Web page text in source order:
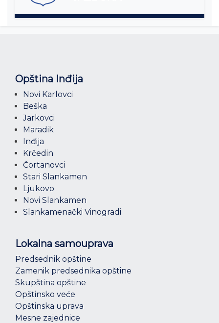
Opština Inđija
Novi Karlovci
Beška
Jarkovci
Maradik
Inđija
Krčedin
Čortanovci
Stari Slankamen
Ljukovo
Novi Slankamen
Slankamenački Vinogradi
Lokalna samouprava
Predsednik opštine
Zamenik predsednika opštine
Skupština opštine
Opštinsko veće
Opštinska uprava
Mesne zajednice